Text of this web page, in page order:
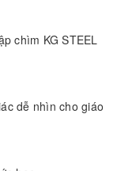
chìm KG STEEL
dễ nhìn cho giáo